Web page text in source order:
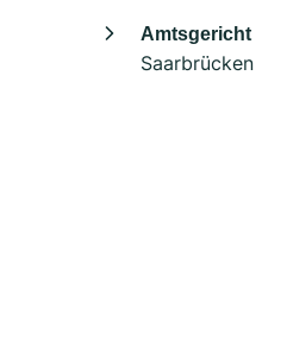
Amtsgericht
Saarbrücken